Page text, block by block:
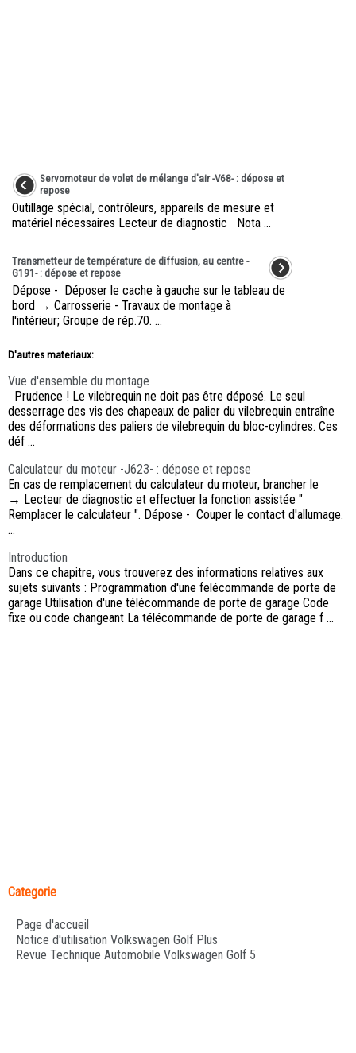
Servomoteur de volet de mélange d'air -V68- : dépose et
repose
Outillage spécial, contrôleurs, appareils de mesure et
matériel nécessaires Lecteur de diagnostic Nota ...
Transmetteur de température de diffusion, au centre -
G191- : dépose et repose
Dépose - Déposer le cache à gauche sur le tableau de
bord → Carrosserie - Travaux de montage à
l'intérieur; Groupe de rép.70. ...
D'autres materiaux:
Vue d'ensemble du montage
Prudence ! Le vilebrequin ne doit pas être déposé. Le seul
desserrage des vis des chapeaux de palier du vilebrequin entraîne
des déformations des paliers de vilebrequin du bloc-cylindres. Ces
déf ...
Calculateur du moteur -J623- : dépose et repose
En cas de remplacement du calculateur du moteur, brancher le
→ Lecteur de diagnostic et effectuer la fonction assistée "
Remplacer le calculateur ". Dépose - Couper le contact d'allumage.
...
Introduction
Dans ce chapitre, vous trouverez des informations relatives aux
sujets suivants : Programmation d'une felécommande de porte de
garage Utilisation d'une télécommande de porte de garage Code
fixe ou code changeant La télécommande de porte de garage f ...
Categorie
Page d'accueil
Notice d'utilisation Volkswagen Golf Plus
Revue Technique Automobile Volkswagen Golf 5